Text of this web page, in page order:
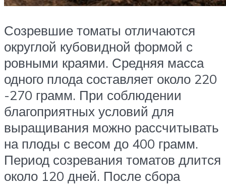
Созревшие томаты отличаются
округлой кубовидной формой с
ровными краями. Средняя масса
одного плода составляет около 220
-270 грамм. При соблюдении
благоприятных условий для
выращивания можно рассчитывать
на плоды с весом до 400 грамм.
Период созревания томатов длится
около 120 дней. После сбора